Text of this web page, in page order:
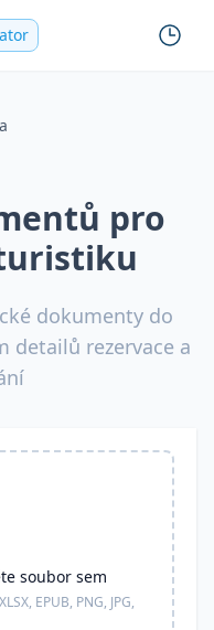
pro
dokumenty do
detailů rezervace a
soubor sem
EPUB, PNG, JPG,